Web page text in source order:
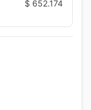
$ 652.174